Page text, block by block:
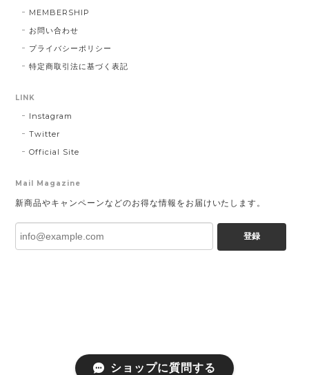
MEMBERSHIP
お問い合わせ
プライバシーポリシー
特定商取引法に基づく表記
LINK
Instagram
Twitter
Official Site
Mail Magazine
新商品やキャンペーンなどのお得な情報をお届けいたします。
登録
ショップに質問する